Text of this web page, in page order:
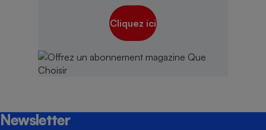
Cliquez ici
Newsletter